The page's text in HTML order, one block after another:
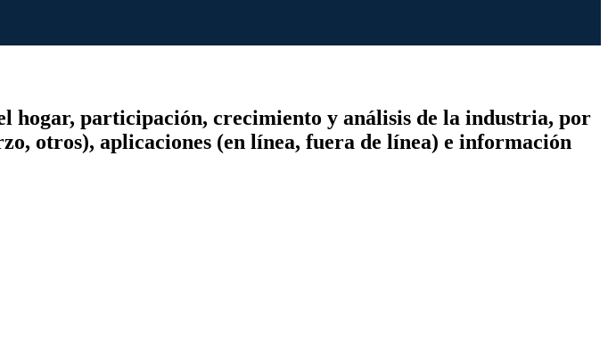
hogar, participación, crecimiento y análisis de la industria, por
otros), aplicaciones (en línea, fuera de línea) e información